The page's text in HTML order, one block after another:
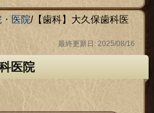
医院/【歯科】大久保歯科医
最終更新日: 2025/08/16
医院